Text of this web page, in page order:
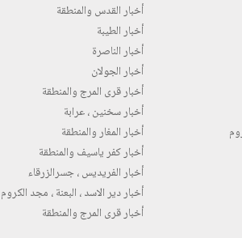
أخبار القدس والمنطقة
أخبار الطيبة
أخبار الناصرة
أخبار الجولان
أخبار قرى المرج والمنطقة
أخبار سخنين ، عرابة
أخبار المغار والمنطقة
أخبار كفر ياسيف والمنطقة
أخبار الفريديس ، جسرالزرقاء
أخبار دير الاسد ، البعنة ، مجد الكروم
أخبار قرى المرج والمنطقة